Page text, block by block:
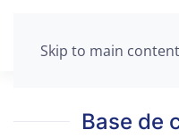
Skip to main content
Base de